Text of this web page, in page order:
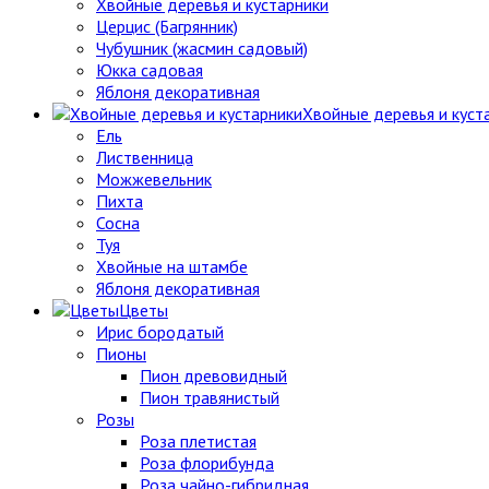
Церцис (Багрянник)
Чубушник (жасмин садовый)
Юкка садовая
Яблоня декоративная
Хвойные деревья и
Ель
Лиственница
Можжевельник
Пихта
Сосна
Туя
Хвойные на штамбе
Яблоня декоративная
Цветы
Ирис бородатый
Пионы
Пион древовидный
Пион травянистый
Розы
Роза плетистая
Роза флорибунда
Роза чайно-гибридная